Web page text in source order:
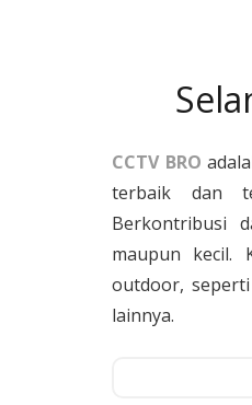
CCTV BRO
terbaik dan
Berkontribusi
maupun kecil.
outdoor,
lainnya.